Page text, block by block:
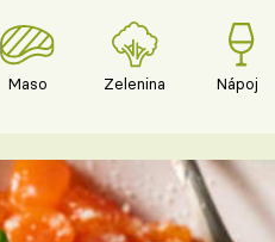
Maso Zelenina Nápoje